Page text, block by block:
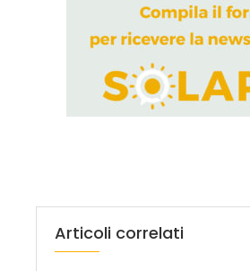
Articoli correlati